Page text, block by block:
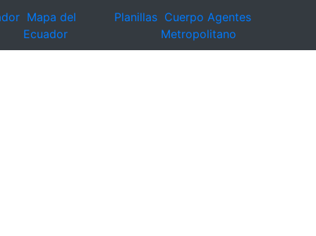
Mapa del
Ecuador
Planillas Cuerpo Agentes
Metropolitano